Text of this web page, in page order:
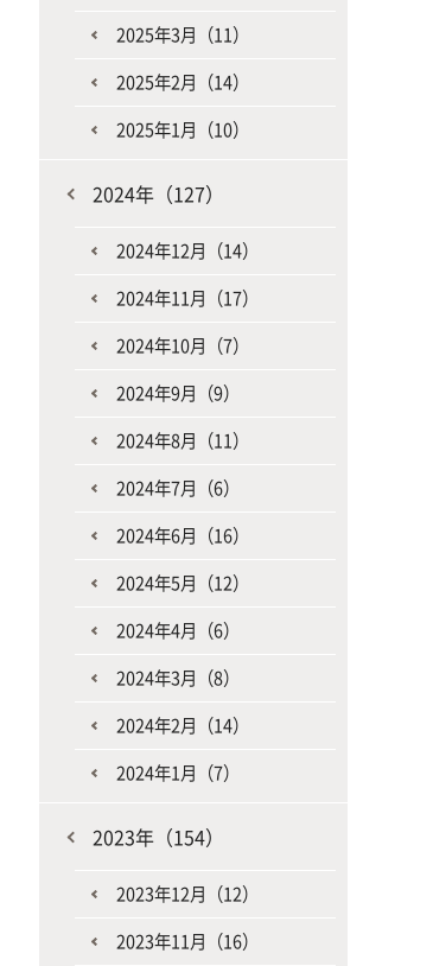
2025年3月（11）
2025年2月（14）
2025年1月（10）
2024年（127）
2024年12月（14）
2024年11月（17）
2024年10月（7）
2024年9月（9）
2024年8月（11）
2024年7月（6）
2024年6月（16）
2024年5月（12）
2024年4月（6）
2024年3月（8）
2024年2月（14）
2024年1月（7）
2023年（154）
2023年12月（12）
2023年11月（16）